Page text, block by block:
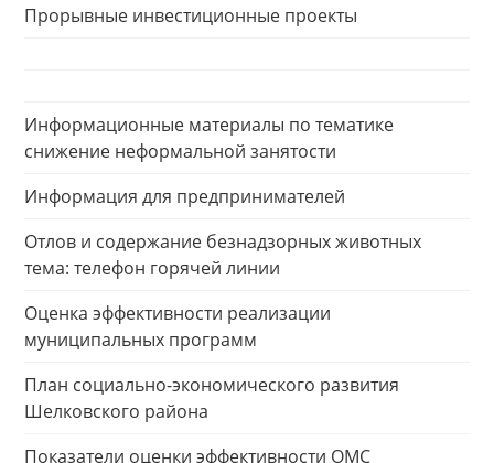
Прорывные инвестиционные проекты
Информационные материалы по тематике
снижение неформальной занятости
Информация для предпринимателей
Отлов и содержание безнадзорных животных
тема: телефон горячей линии
Оценка эффективности реализации
муниципальных программ
План социально-экономического развития
Шелковского района
Показатели оценки эффективности ОМС